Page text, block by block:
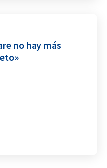
no hay más